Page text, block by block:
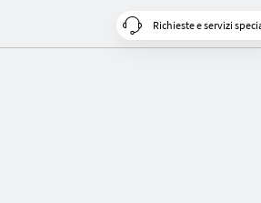
Richieste e servizi